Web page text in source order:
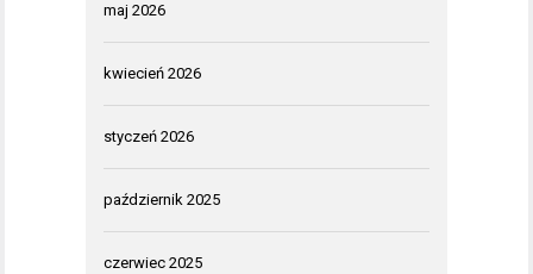
maj 2026
kwiecień 2026
styczeń 2026
październik 2025
czerwiec 2025